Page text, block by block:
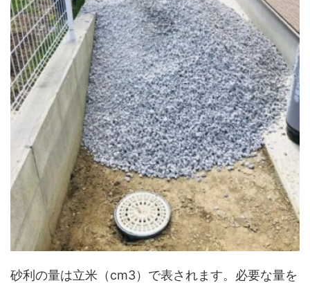
砂利の量は立米（cm3）で表されます。必要な量を